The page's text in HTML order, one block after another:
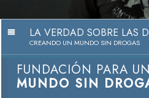
LA VERDAD SOBRE LAS
CREANDO UN MUNDO SIN DROGAS
FUNDACIÓN PARA UN
MUNDO SIN